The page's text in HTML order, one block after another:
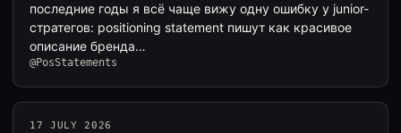
последние годы я всё чаще вижу одну ошибку у junior-
стратегов: positioning statement пишут как красивое
описание бренда…
@PosStatements
17 JULY 2026